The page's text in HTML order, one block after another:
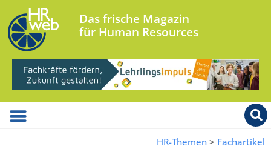
Das frische Magazin
für Human Resources
HR-Themen > Fachartikel